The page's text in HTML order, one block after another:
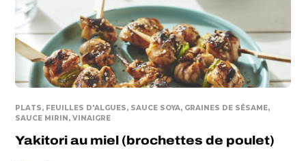
PLATS, FEUILLES D'ALGUES, SAUCE SOYA, GRAINES DE SÉSAME,
SAUCE MIRIN, VINAIGRE
Yakitori au miel (brochettes de poulet)